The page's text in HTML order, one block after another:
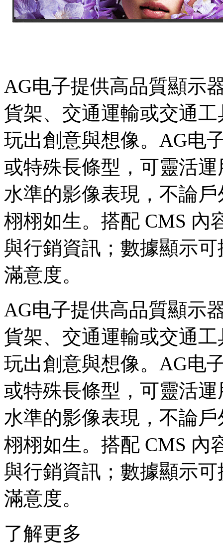
AG电子提供高品質顯示
貨架、交通運輸或交通
玩出創意與想像。AG电
或特殊長條型，可靈活
水準的影像表現，不論
栩栩如生。搭配 CMS 內
與行銷資訊；數據顯示
滿意度。
AG电子提供高品質顯示
貨架、交通運輸或交通
玩出創意與想像。AG电
或特殊長條型，可靈活
水準的影像表現，不論
栩栩如生。搭配 CMS 內
與行銷資訊；數據顯示
滿意度。
了解更多